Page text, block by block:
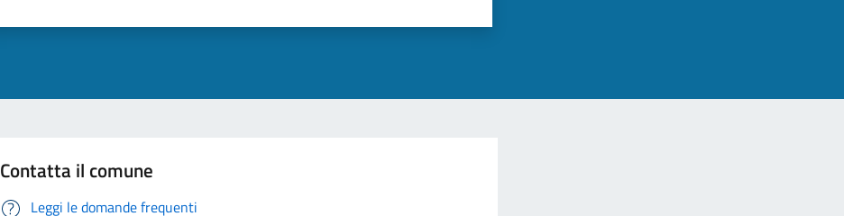
Contatta il comune
Leggi le domande frequenti